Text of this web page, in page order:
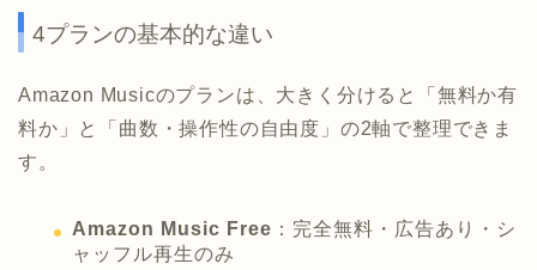
4プランの基本的な違い
Amazon Musicのプランは、大きく分けると「無料か有
料か」と「曲数・操作性の自由度」の2軸で整理できま
す。
Amazon Music Free ：完全無料・広告あり・シ
ャッフル再生のみ